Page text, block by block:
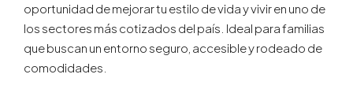
oportunidad de mejorar tu estilo de vida y vivir en uno de
los sectores más cotizados del país. Ideal para familias
que buscan un entorno seguro, accesible y rodeado de
comodidades.